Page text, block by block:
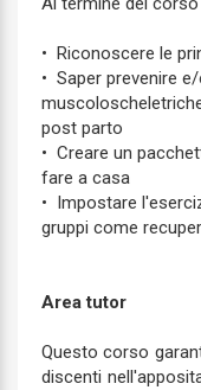
• Riconoscere le
• Saper prevenire
post parto
• Creare un
fare a casa
• Impostare
gruppi come
Area tutor
Questo corso
discenti